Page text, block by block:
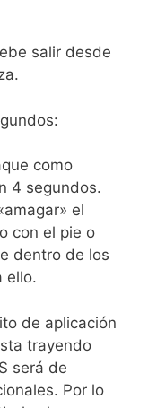
salir desde
como
4 segundos.
el
con el pie o
dentro de los
ello.
de aplicación
trayendo
será de
Por lo